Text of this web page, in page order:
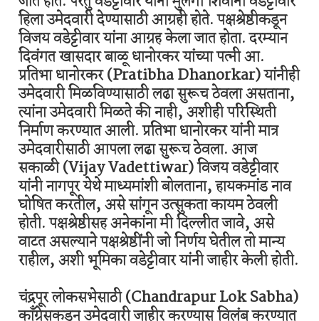
हिला उमेदवारी देण्यासाठी आग्रही होते. पक्षश्रेष्ठीकडून
विजय वडेट्टीवार यांना आग्रह केला जात होता. दरम्यान
दिवंगत खासदार बाळू धानोरकर यांच्या पत्नी आ.
प्रतिभा धानोरकर (Pratibha Dhanorkar) यांनीही
उमेदवारी मिळविण्यासाठी लढा सुरूच ठेवला असताना,
त्यांना उमेदवारी मिळते की नाही, अशीही परिस्थिती
निर्माण करण्यात आली. प्रतिभा धानोरकर यांनी मात्र
उमेदवारीसाठी आपला लढा सुरूच ठेवला. आज
सकाळी (Vijay Vadettiwar) विजय वडेट्टीवार
यांनी नागपूर येथे माध्यमांशी बोलताना, हायकमांड नाव
घोषित करतील, असे सांगून उत्सुकता कायम ठेवली
होती. पक्षश्रेष्ठीसह अनेकांना मी दिल्लीत जावे, असे
वाटत असल्याने पक्षश्रेष्ठींनी जो निर्णय घेतील तो मान्य
राहील, अशी भूमिका वडेट्टीवार यांनी जाहीर केली होती.
चंद्रपूर लोकसभेसाठी (Chandrapur Lok Sabha)